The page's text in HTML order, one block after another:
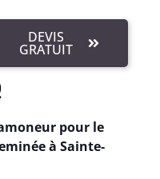
DEVIS
GRATUIT
pour le
à Sainte-